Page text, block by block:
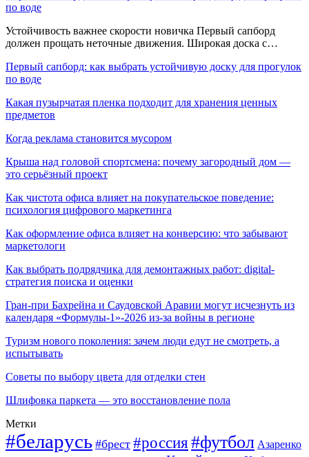
по воде
Устойчивость важнее скорости новичка Первый сапборд
должен прощать неточные движения. Широкая доска с…
Первый сапборд: как выбрать устойчивую доску для прогулок
по воде
Какая пузырчатая пленка подходит для хранения ценных
предметов
Когда реклама становится мусором
Крыша над головой спортсмена: почему загородный дом —
это серьёзный проект
Как чистота офиса влияет на покупательское поведение:
психология цифрового маркетинга
Как оформление офиса влияет на конверсию: что забывают
маркетологи
Как выбрать подрядчика для демонтажных работ: digital-
стратегия поиска и оценки
Гран-при Бахрейна и Саудовской Аравии могут исчезнуть из
календаря «Формулы-1»-2026 из-за войны в регионе
Туризм нового поколения: зачем люди едут не смотреть, а
испытывать
Советы по выбору цвета для отделки стен
Шлифовка паркета — это восстановление пола
Метки
#беларусь #брест #россия#футбол Азаренко